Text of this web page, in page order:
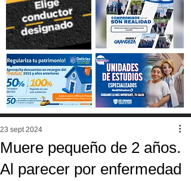
Muere pequeño de 2 años.
Al parecer por enfermedad
23 sept 2024